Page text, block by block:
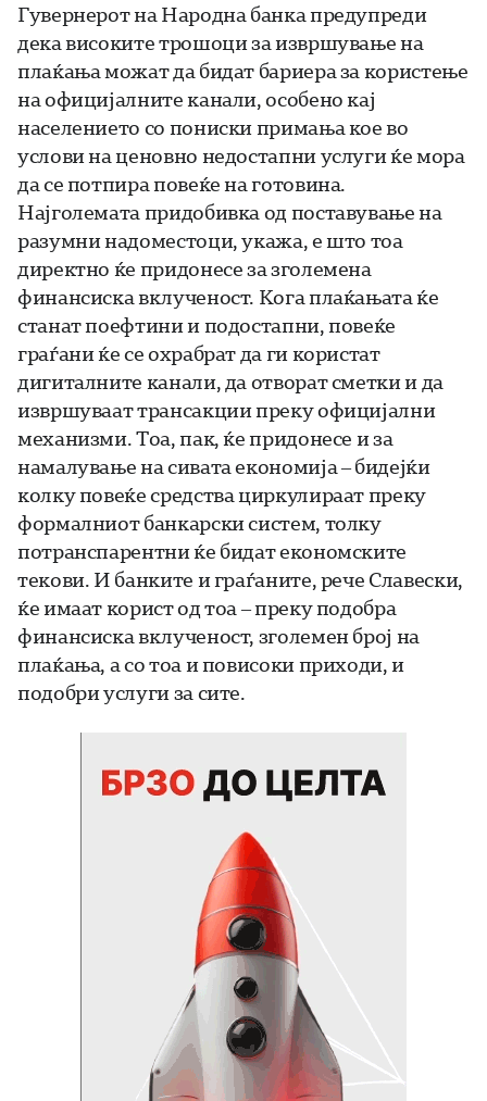
Гувернерот на Народна банка предупреди
дека високите трошоци за извршување на
плаќања можат да бидат бариера за користење
на официјалните канали, особено кај
населението со пониски примања кое во
услови на ценовно недостапни услуги ќе мора
да се потпира повеќе на готовина.
Најголемата придобивка од поставување на
разумни надоместоци, укажа, е што тоа
директно ќе придонесе за зголемена
финансиска вклученост. Кога плаќањата ќе
станат поефтини и подостапни, повеќе
граѓани ќе се охрабрат да ги користат
дигиталните канали, да отворат сметки и да
извршуваат трансакции преку официјални
механизми. Тоа, пак, ќе придонесе и за
намалување на сивата економија – бидејќи
колку повеќе средства циркулираат преку
формалниот банкарски систем, толку
потранспарентни ќе бидат економските
текови. И банките и граѓаните, рече Славески,
ќе имаат корист од тоа – преку подобра
финансиска вклученост, зголемен број на
плаќања, а со тоа и повисоки приходи, и
подобри услуги за сите.